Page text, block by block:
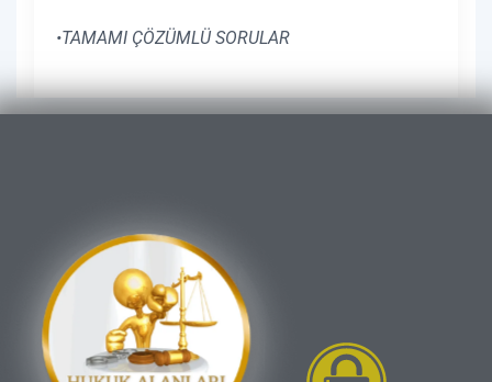
•TAMAMI ÇÖZÜMLÜ SORULAR